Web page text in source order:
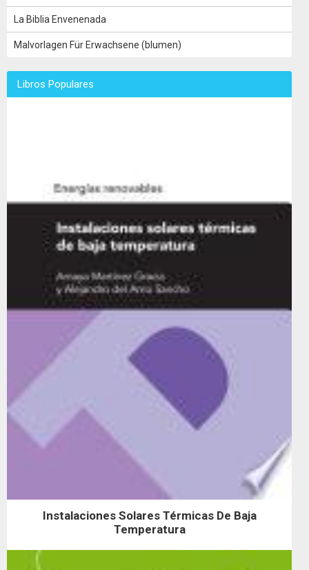
La Biblia Envenenada
Malvorlagen Für Erwachsene (blumen)
Libros Populares
Instalaciones Solares Térmicas De Baja
Temperatura